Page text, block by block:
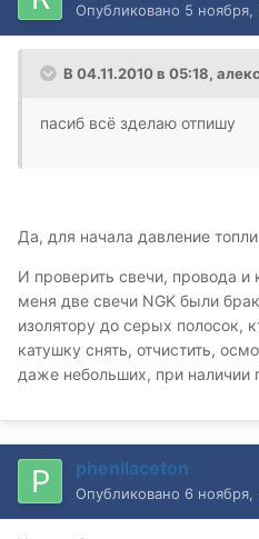
Опубликовано 5 ноября,
В 04.11.2010 в 05:18,
пасиб всё зделаю отпишу
Да, для начала давление
И проверить свечи, провода
меня две свечи NGK были
изолятору до серых полосок,
катушку снять, отчистить,
даже небольших, при наличии
phenilaceton
Опубликовано 6 ноября,